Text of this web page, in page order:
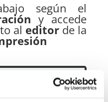
según el
y accede
al editor de la